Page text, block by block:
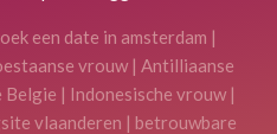
een date in amsterdam |
vrouw | Antilliaanse
Belgie | Indonesische vrouw |
vlaanderen | betrouwbare